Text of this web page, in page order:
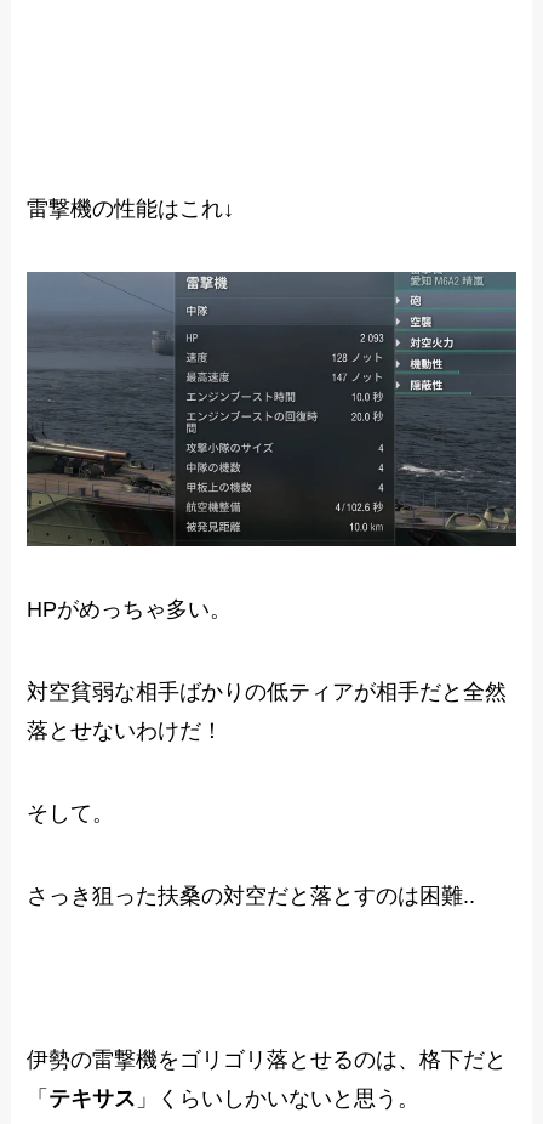
雷撃機の性能はこれ↓
HPがめっちゃ多い。
対空貧弱な相手ばかりの低ティアが相手だと全然
落とせないわけだ！
そして。
さっき狙った扶桑の対空だと落とすのは困難..
伊勢の雷撃機をゴリゴリ落とせるのは、格下だと
「 テキサス 」くらいしかいないと思う。